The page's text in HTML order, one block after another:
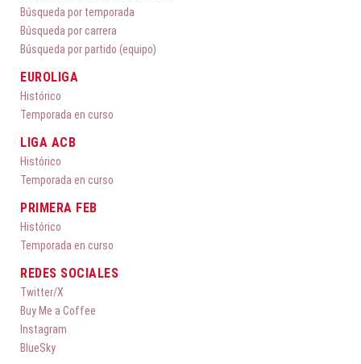
Búsqueda por temporada
Búsqueda por carrera
Búsqueda por partido (equipo)
EUROLIGA
Histórico
Temporada en curso
LIGA ACB
Histórico
Temporada en curso
PRIMERA FEB
Histórico
Temporada en curso
REDES SOCIALES
Twitter/X
Buy Me a Coffee
Instagram
BlueSky